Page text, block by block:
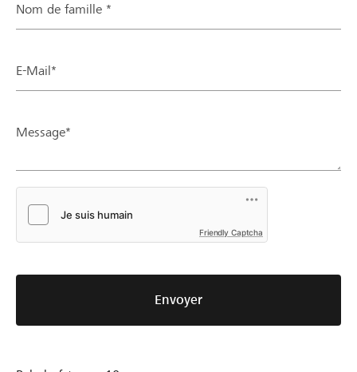
Nom de famille *
E-Mail*
Message*
Friendly Captcha
Envoyer